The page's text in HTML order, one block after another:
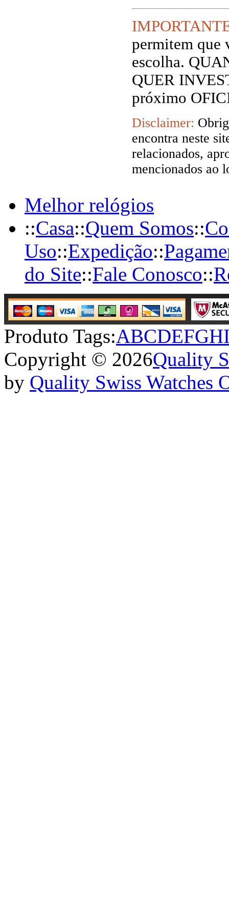
permitem que
escolha.
QUER
próximo
Disclaimer:
encontra neste
relacionados,
mencionados ao
Melhor relógios
::Casa::Quem Somos::
Uso::Expedição::
do Site::Fale Conosco::
Produto Tags:ABCDEFGH
Copyright © 2026Quality
by Quality Swiss Watches